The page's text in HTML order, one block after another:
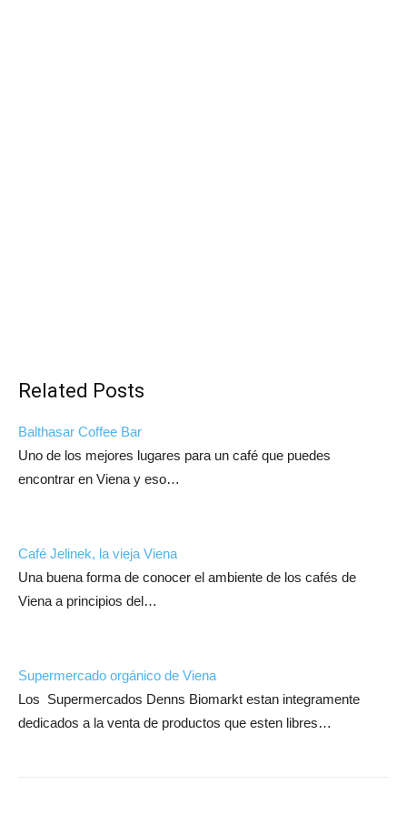
Related Posts
Balthasar Coffee Bar
Uno de los mejores lugares para un café que puedes
encontrar en Viena y eso…
Café Jelinek, la vieja Viena
Una buena forma de conocer el ambiente de los cafés de
Viena a principios del…
Supermercado orgánico de Viena
Los Supermercados Denns Biomarkt estan integramente
dedicados a la venta de productos que esten libres…